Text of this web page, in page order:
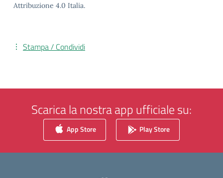
Attribuzione 4.0 Italia.
Stampa / Condividi
Scarica la nostra app ufficiale su:
App Store Play Store